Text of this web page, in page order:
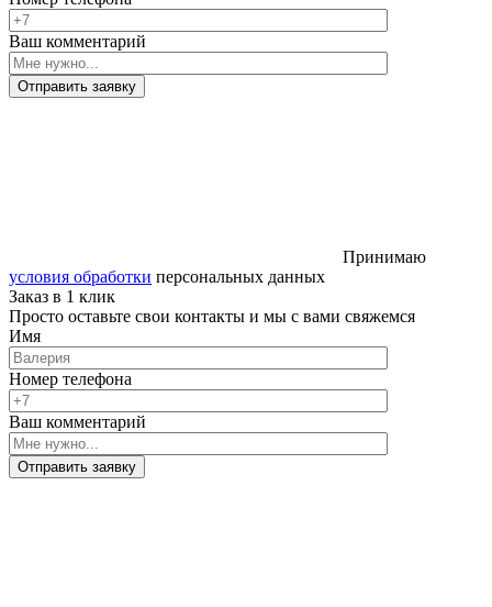
Ваш комментарий
Отправить заявку
Принимаю
условия обработки персональных данных
Заказ в 1 клик
Просто оставьте свои контакты и мы с вами свяжемся
Имя
Номер телефона
Ваш комментарий
Отправить заявку